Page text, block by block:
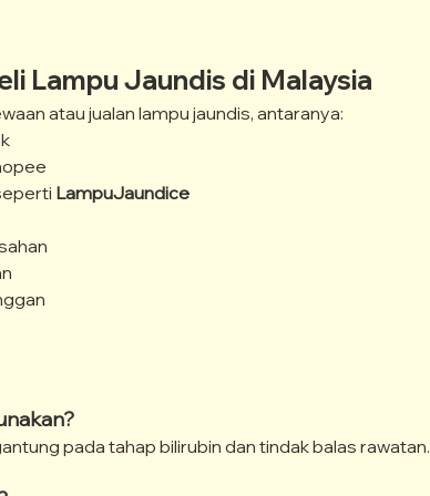
Lampu Jaundis di Malaysia
atau jualan lampu jaundis, antaranya:
LampuJaundice
pada tahap bilirubin dan tindak balas rawatan.